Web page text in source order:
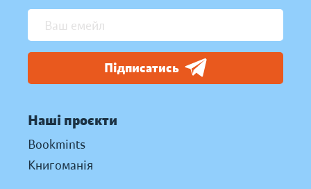
Підписатись
Наші проєкти
Bookmints
Книгоманія